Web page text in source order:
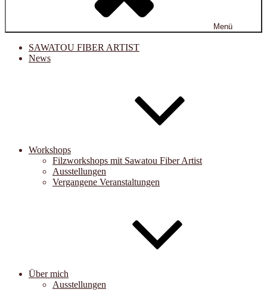
Menü
SAWATOU FIBER ARTIST
News
Workshops
Filzworkshops mit Sawatou Fiber Artist
Ausstellungen
Vergangene Veranstaltungen
Über mich
Ausstellungen